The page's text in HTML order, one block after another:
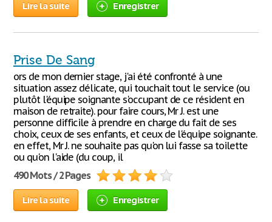
Lire la suite Enregistrer
Prise De Sang
ors de mon dernier stage, j'ai été confronté à une
situation assez délicate, qui touchait tout le service (ou
plutôt l'équipe soignante s'occupant de ce résident en
maison de retraite). pour faire cours, Mr J. est une
personne difficile à prendre en charge du fait de ses
choix, ceux de ses enfants, et ceux de l'équipe soignante.
en effet, Mr J. ne souhaite pas qu'on lui fasse sa toilette
ou qu'on l'aide (du coup, il
490 Mots / 2 Pages
Lire la suite Enregistrer